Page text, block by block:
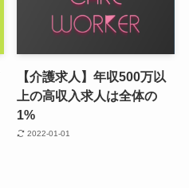
【介護求人】年収500万以
上の高収入求人は全体の
1%
2022-01-01